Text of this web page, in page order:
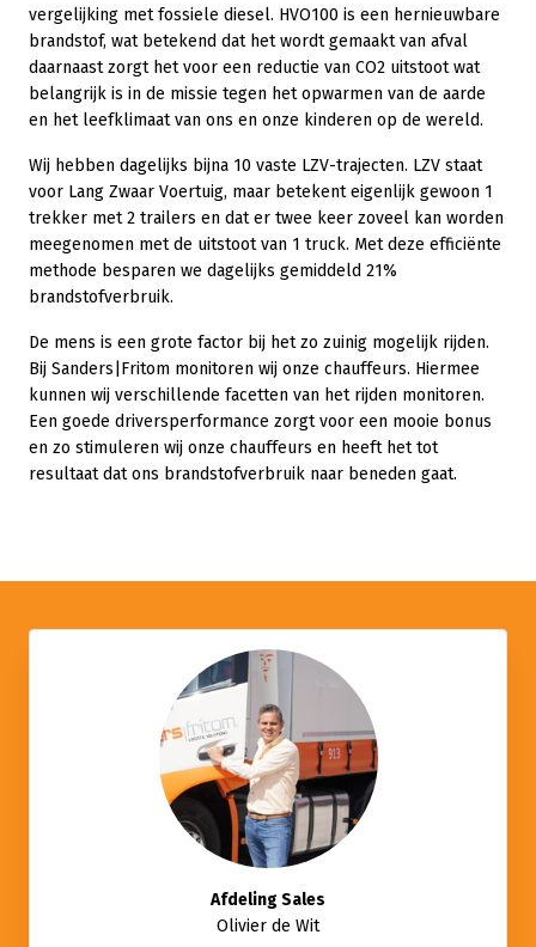
vergelijking met fossiele diesel. HVO100 is een hernieuwbare
brandstof, wat betekend dat het wordt gemaakt van afval
daarnaast zorgt het voor een reductie van CO2 uitstoot wat
belangrijk is in de missie tegen het opwarmen van de aarde
en het leefklimaat van ons en onze kinderen op de wereld.
Wij hebben dagelijks bijna 10 vaste LZV-trajecten. LZV staat
voor Lang Zwaar Voertuig, maar betekent eigenlijk gewoon 1
trekker met 2 trailers en dat er twee keer zoveel kan worden
meegenomen met de uitstoot van 1 truck. Met deze efficiënte
methode besparen we dagelijks gemiddeld 21%
brandstofverbruik.
De mens is een grote factor bij het zo zuinig mogelijk rijden.
Bij Sanders|Fritom monitoren wij onze chauffeurs. Hiermee
kunnen wij verschillende facetten van het rijden monitoren.
Een goede driversperformance zorgt voor een mooie bonus
en zo stimuleren wij onze chauffeurs en heeft het tot
resultaat dat ons brandstofverbruik naar beneden gaat.
Afdeling Sales
Olivier de Wit